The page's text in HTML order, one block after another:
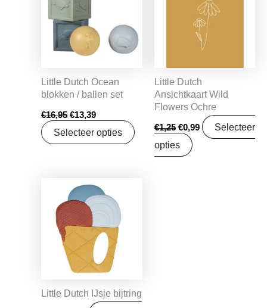
Little Dutch Ocean
blokken / ballen set
€16,95
€16,95.
€13,39
Selecteer opties
Little Dutch
Ansichtkaart Wild
Flowers Ochre
€1,25
€1,25.
€0,99
€0,99.
Selecteer
opties
Little Dutch IJsje bijtring
Oorspronkelijke
prijs
was:
€8,99.
Huidige
prijs
is:
€7,50.